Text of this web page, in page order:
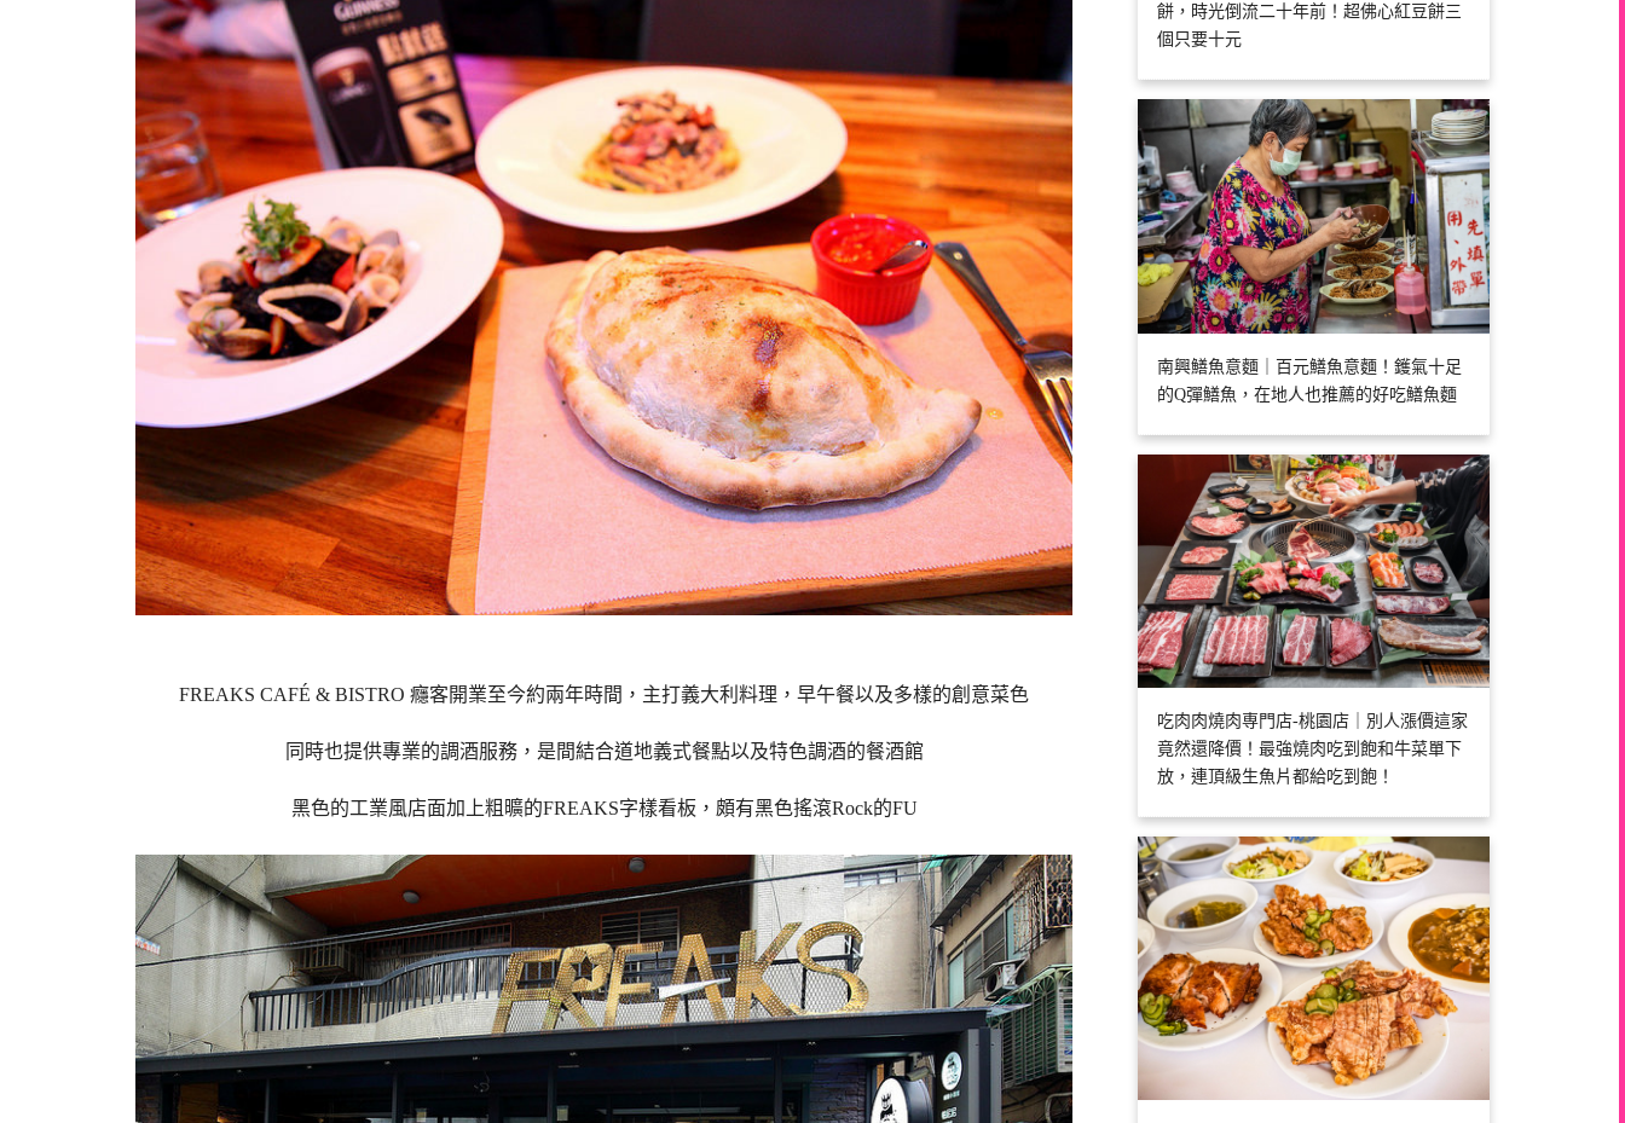
FREAKS CAFÉ & BISTRO 癮客開業至今約兩年時間，主打義大利料理，早午餐以及多樣的創意菜色
同時也提供專業的調酒服務，是間結合道地義式餐點以及特色調酒的餐酒館
黑色的工業風店面加上粗曠的FREAKS字樣看板，頗有黑色搖滾Rock的FU
餅，時光倒流二十年前！超佛心紅豆餅三
個只要十元
南興鱔魚意麵｜百元鱔魚意麵！鑊氣十足
的Q彈鱔魚，在地人也推薦的好吃鱔魚麵
吃肉肉燒肉専門店-桃園店｜別人漲價這家
竟然還降價！最強燒肉吃到飽和牛菜單下
放，連頂級生魚片都給吃到飽！